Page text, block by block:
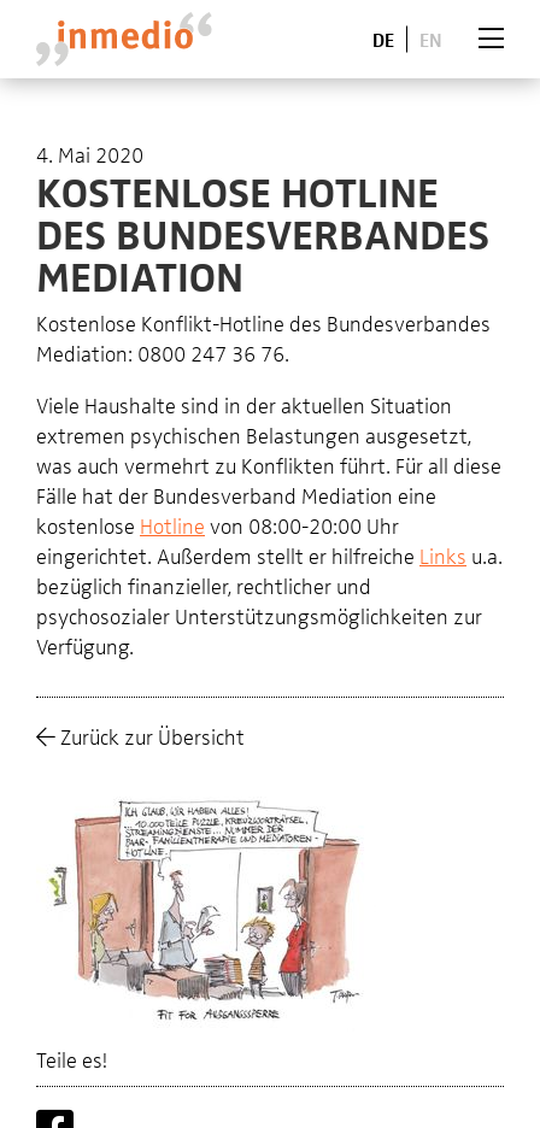
DE EN
4. Mai 2020
KOSTENLOSE HOTLINE
DES BUNDESVERBANDES
MEDIATION
Kostenlose Konflikt-Hotline des Bundesverbandes
Mediation: 0800 247 36 76.
Viele Haushalte sind in der aktuellen Situation
extremen psychischen Belastungen ausgesetzt,
was auch vermehrt zu Konflikten führt. Für all diese
Fälle hat der Bundesverband Mediation eine
kostenlose Hotline von 08:00-20:00 Uhr
eingerichtet. Außerdem stellt er hilfreiche Links u.a.
bezüglich finanzieller, rechtlicher und
psychosozialer Unterstützungsmöglichkeiten zur
Verfügung.
Zurück zur Übersicht
Teile es!